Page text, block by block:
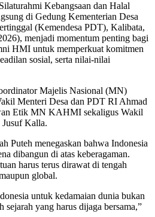
Kebangsaan dan Halal
di Gedung Kementerian Desa
(Kemendesa PDT), Kalibata,
menjadi momentum penting bagi
HMI untuk memperkuat komitmen
sosial, serta nilai-nilai
Majelis Nasional (MN)
Menteri Desa dan PDT RI Ahmad
Etik MN KAHMI sekaligus Wakil
Jusuf Kalla.
Puteh menegaskan bahwa Indonesia
dibangun di atas keberagaman.
harus terus dirawat di tengah
global.
untuk kedamaian dunia bukan
sejarah yang harus dijaga bersama,”